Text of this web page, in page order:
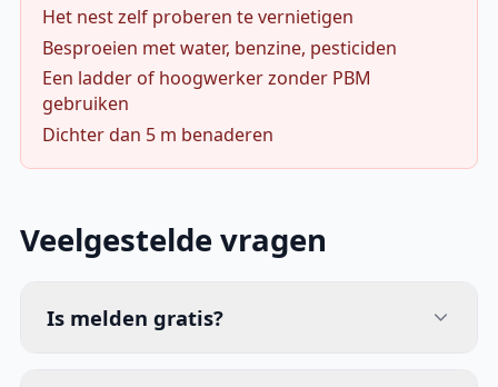
Het nest zelf proberen te vernietigen
Besproeien met water, benzine, pesticiden
Een ladder of hoogwerker zonder PBM
gebruiken
Dichter dan 5 m benaderen
Veelgestelde vragen
Is melden gratis?